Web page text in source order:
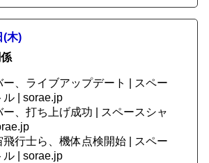
(木)
ー、ライブアップデート | スペー
ル | sorae.jp
ー、打ち上げ成功 | スペースシャ
飛行士ら、機体点検開始 | スペー
ル | sorae.jp